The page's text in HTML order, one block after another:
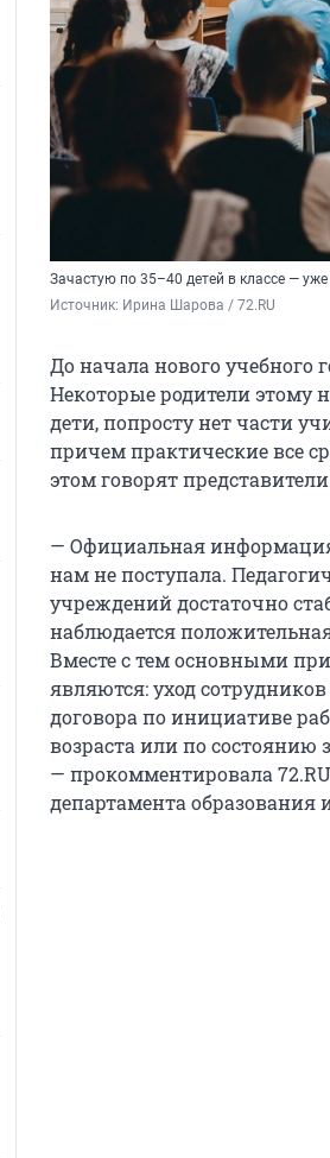
Зачастую по 35–40 детей в классе —
Источник: Ирина Шарова / 72.RU
До начала нового учебного
Некоторые родители этому
дети, попросту нет части
причем практические все
этом говорят
— Официальная
нам не поступала.
учреждений достаточно
наблюдается
Вместе с тем основными
являются: уход
договора по инициативе
возраста или по состоянию
— прокомментировала
департамента образования